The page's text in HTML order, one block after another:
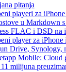
pitanja
playeri za
u Markdown
FLAC i DSD na
player za iPhone
Drive, Synology,
Mobile: Cloud
milijuna